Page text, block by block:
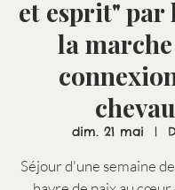
et esprit" par
la
dim. 21 mai
  |
Séjour d'une semaine